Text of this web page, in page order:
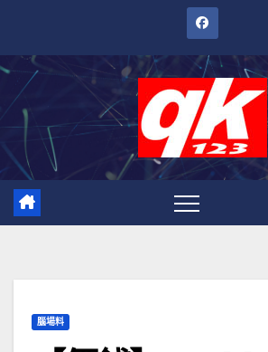
內
腦場料